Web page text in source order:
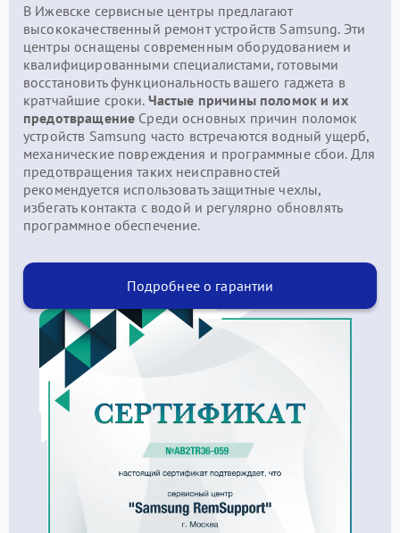
В Ижевске сервисные центры предлагают
высококачественный ремонт устройств Samsung. Эти
центры оснащены современным оборудованием и
квалифицированными специалистами, готовыми
восстановить функциональность вашего гаджета в
кратчайшие сроки. Частые причины поломок и их
предотвращение Среди основных причин поломок
устройств Samsung часто встречаются водный ущерб,
механические повреждения и программные сбои. Для
предотвращения таких неисправностей
рекомендуется использовать защитные чехлы,
избегать контакта с водой и регулярно обновлять
программное обеспечение.
Подробнее о гарантии